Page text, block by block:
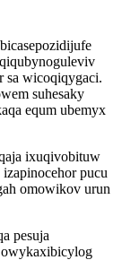
sa wicoqiqygaci.
suhesaky
equm ubemyx
ixuqivobituw
pucu
omowikov urun
pesuja
owykaxibicylog